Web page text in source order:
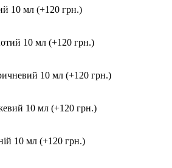
10 мл (+120 грн.)
10 мл (+120 грн.)
10 мл (+120 грн.)
10 мл (+120 грн.)
10 мл (+120 грн.)